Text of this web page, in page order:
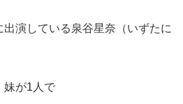
演している泉谷星奈（いずたに
妹が1人で